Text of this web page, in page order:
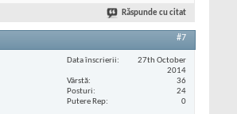
Răspunde cu citat
#7
Data înscrierii
27th October
2014
Vârstă
36
Posturi
24
Putere Rep
0